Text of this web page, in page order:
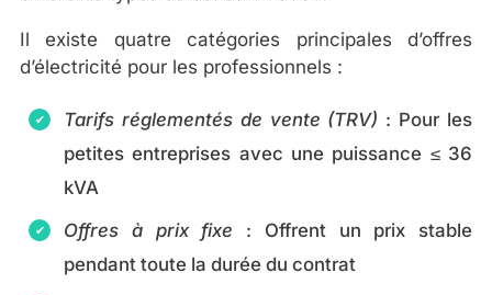
Il existe quatre catégories principales d’offres
d’électricité pour les professionnels :
Tarifs réglementés de vente (TRV) : Pour les
petites entreprises avec une puissance ≤ 36
kVA
Offres à prix fixe : Offrent un prix stable
pendant toute la durée du contrat